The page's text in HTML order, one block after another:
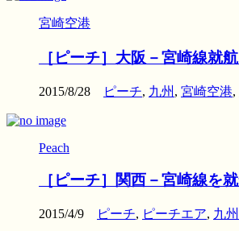
宮崎空港
［ピーチ］大阪－宮崎線就
2015/8/28 ピーチ, 九州 , 宮崎空港,
Peach
［ピーチ］関西－宮崎線を就
2015/4/9 ピーチ, ピーチエア, 九州